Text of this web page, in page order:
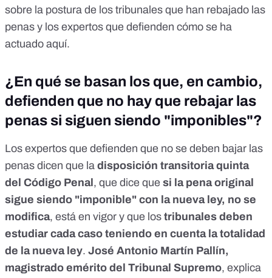
sobre la postura de los tribunales que han rebajado las
penas y los expertos que defienden cómo se ha
actuado aquí.
¿En qué se basan los que, en cambio,
defienden que no hay que rebajar las
penas si siguen siendo "imponibles"?
Los expertos que defienden que no se deben bajar las
penas dicen que la disposición transitoria quinta
del Código Penal , que dice que si la pena original
sigue siendo "imponible" con la nueva ley, no se
modifica, está en vigor y que los tribunales deben
estudiar cada caso teniendo en cuenta la totalidad
de la nueva ley. José Antonio Martín Pallín,
magistrado emérito del Tribunal Supremo, explica